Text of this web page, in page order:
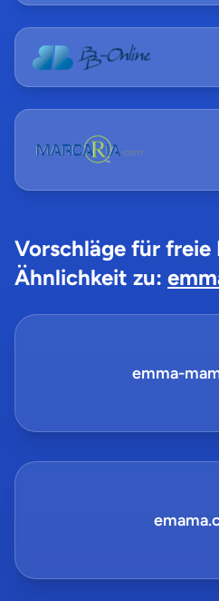
Vorschläge für freie
Ähnlichkeit zu:
emma-